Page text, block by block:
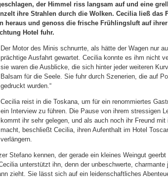
der Himmel riss langsam auf und eine
ihre Strahlen durch die Wolken. Cecilia ließ das
heraus und genoss die frische Frühlingsluft auf ihrer
Hotel fuhr.
Der Motor des Minis schnurrte, als hätte der Wagen nur
prächtige Ausfahrt gewartet. Cecilia konnte es ihm nicht
sie waren die Ausblicke, die sich hinter jeder weiteren
Balsam für die Seele. Sie fuhr durch Szenerien, die auf
gedruckt wurden.“
Cecilia reist in die Toskana, um für ein renommiertes
ein Interview zu führen. Die Pause von ihrem stressigen
kommt ihr sehr gelegen, und als auch noch ihr Freund mit
macht, beschließt Cecilia, ihren Aufenthalt im Hotel
verlängern.
Stefano kennen, der gerade ein kleines Weingut geerbt
unterstützt ihn, denn der unbeschwerte, charmante
zieht. Sie lässt sich auf ein leidenschaftliches